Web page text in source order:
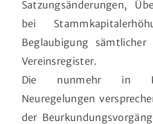
Satzungsänderungen,
bei
Beglaubigung sämtlicher
Vereinsregister.
Die nunmehr in
Neuregelungen
der